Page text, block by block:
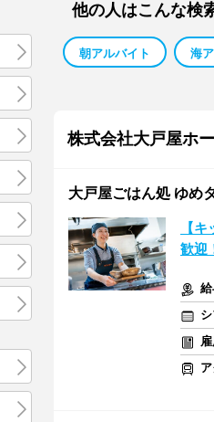
他の人はこんな検
朝アルバイト 海
株式会社大戸屋ホ
大戸屋ごはん処 ゆめ
【
歓迎